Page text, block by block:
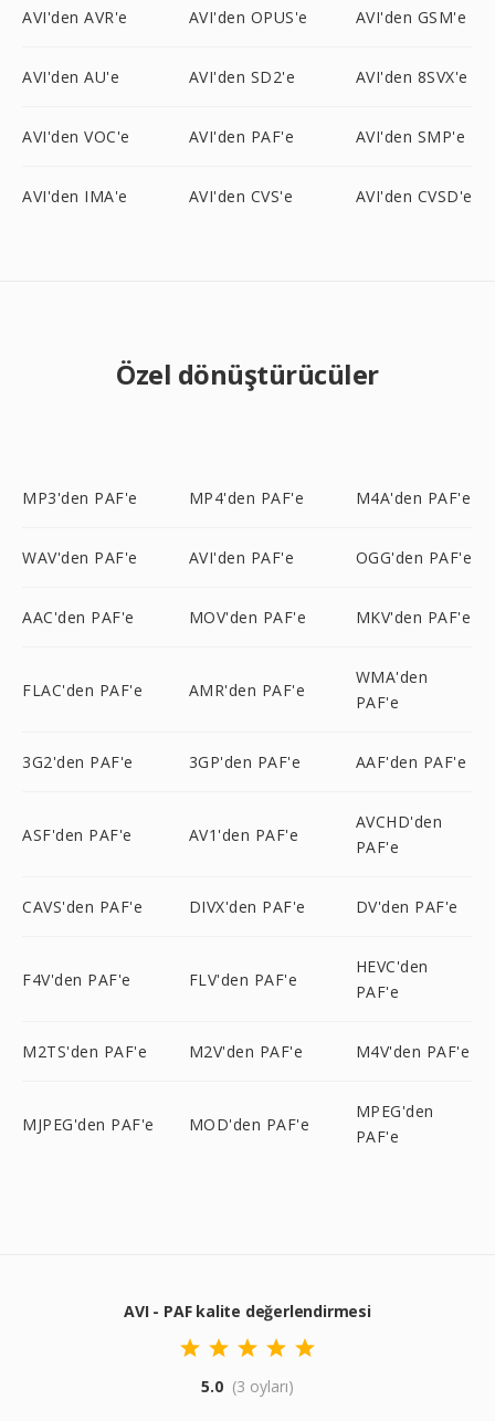
AVI'den AVR'e AVI'den OPUS'e AVI'den GSM'e
AVI'den AU'e AVI'den SD2'e AVI'den 8SVX'e
AVI'den VOC'e AVI'den PAF'e AVI'den SMP'e
AVI'den IMA'e AVI'den CVS'e AVI'den CVSD'e
Özel dönüştürücüler
MP3'den PAF'e MP4'den PAF'e M4A'den PAF'e
WAV'den PAF'e AVI'den PAF'e OGG'den PAF'e
AAC'den PAF'e MOV'den PAF'e MKV'den PAF'e
FLAC'den PAF'e AMR'den PAF'e
WMA'den
PAF'e
3G2'den PAF'e 3GP'den PAF'e AAF'den PAF'e
ASF'den PAF'e AV1'den PAF'e
AVCHD'den
PAF'e
CAVS'den PAF'e DIVX'den PAF'e DV'den PAF'e
F4V'den PAF'e FLV'den PAF'e
HEVC'den
PAF'e
M2TS'den PAF'e M2V'den PAF'e M4V'den PAF'e
MJPEG'den PAF'e MOD'den PAF'e
MPEG'den
PAF'e
AVI - PAF kalite değerlendirmesi
5.0 (3 oyları)